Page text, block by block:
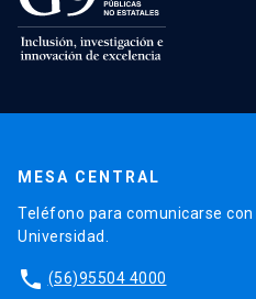
MESA CENTRAL
Teléfono para comunicarse
Universidad.
phone (56)95504 4000